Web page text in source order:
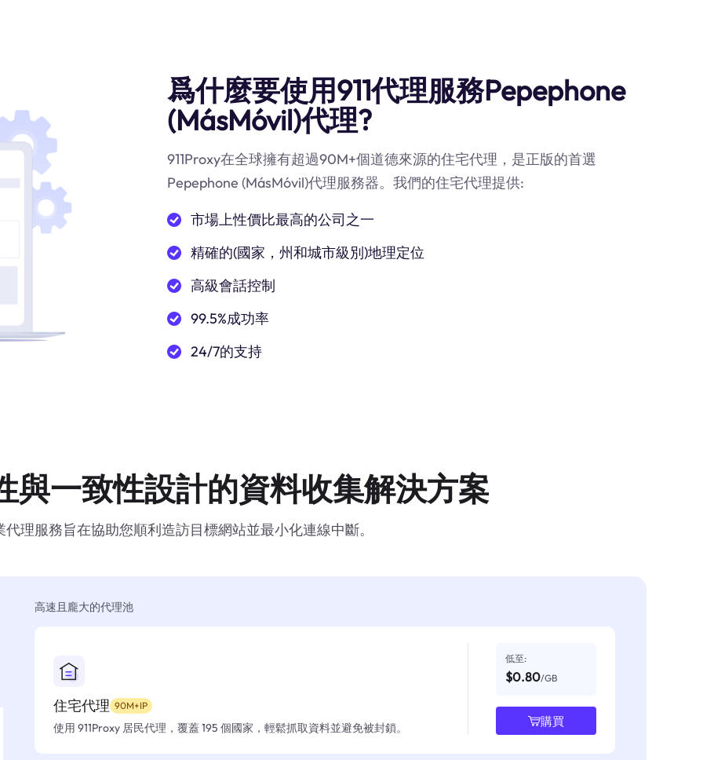
爲什麼要使用911代理服務Pepephone
(MásMóvil)代理?
911Proxy在全球擁有超過90M+個道德來源的住宅代理，是正版的首選
Pepephone (MásMóvil)代理服務器。我們的住宅代理提供:
市場上性價比最高的公司之一
精確的(國家，州和城市級別)地理定位
高級會話控制
99.5%成功率
24/7的支持
與一致性設計的資料收集解決方案
代理服務旨在協助您順利造訪目標網站並最小化連線中斷。
高速且龐大的代理池
住宅代理 90M+IP
使用 911Proxy 居民代理，覆蓋 195 個國家，輕鬆抓取資料並避免被封鎖。
低至:
$0.80/GB
購買